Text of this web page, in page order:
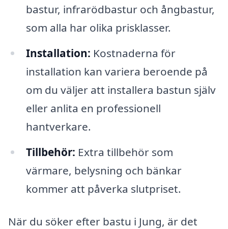
bastur, infrarödbastur och ångbastur,
som alla har olika prisklasser.
Installation: Kostnaderna för
installation kan variera beroende på
om du väljer att installera bastun själv
eller anlita en professionell
hantverkare.
Tillbehör: Extra tillbehör som
värmare, belysning och bänkar
kommer att påverka slutpriset.
När du söker efter bastu i Jung, är det